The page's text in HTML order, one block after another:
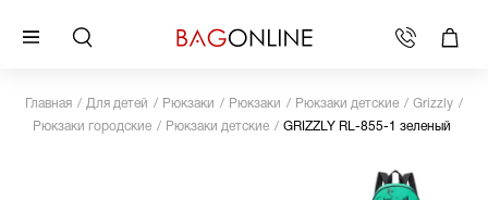
Главная Для детей Рюкзаки Рюкзаки Рюкзаки детские
Grizzly
Рюкзаки городские
Рюкзаки детские GRIZZLY RL-855-1 зеленый